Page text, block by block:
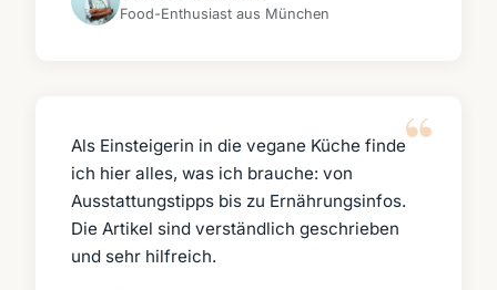
Food-Enthusiast aus München
Als Einsteigerin in die vegane Küche finde
ich hier alles, was ich brauche: von
Ausstattungstipps bis zu Ernährungsinfos.
Die Artikel sind verständlich geschrieben
und sehr hilfreich.